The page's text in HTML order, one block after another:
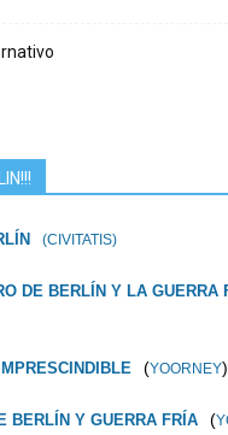
(CIVITATIS)
DE BERLÍN Y LA GUERRA
(YOORNEY)
BERLÍN Y GUERRA FRÍA (